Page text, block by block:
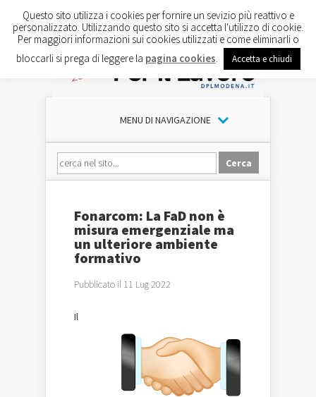
MENU DI NAVIGAZIONE
Fonarcom: La FaD non è
misura emergenziale ma
un ulteriore ambiente
formativo
Pubblicato il 11 Lug 2022
Il
Questo sito utilizza i cookies per fornire un sevizio più reattivo e
personalizzato. Utilizzando questo sito si accetta l'utilizzo di cookie.
Per maggiori informazioni sui cookies utilizzati e come eliminarli o
bloccarli si prega di leggere la pagina cookies Accetta e chiudi